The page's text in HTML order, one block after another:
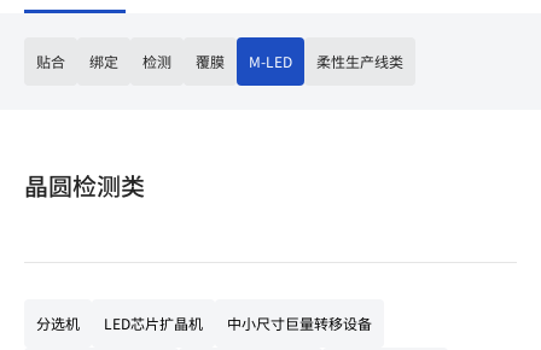
贴合 绑定 检测 覆膜 M-LED 柔性生产线类
晶圆检测类
分选机 LED芯片扩晶机 中小尺寸巨量转移设备